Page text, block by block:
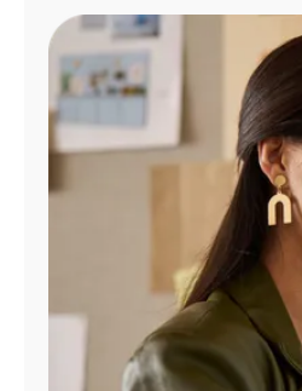
Administrar
cuenta
Encuentra
tienda